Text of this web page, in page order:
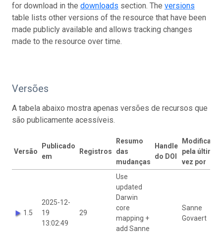
for download in the downloads section. The versions
table lists other versions of the resource that have been
made publicly available and allows tracking changes
made to the resource over time.
Versões
A tabela abaixo mostra apenas versões de recursos que
são publicamente acessíveis.
Versão
Publicado
em
Registros
Resumo
das
mudanças
Handle
do DOI
Modificado
pela última
vez por
1.5
2025-12-
19
13:02:49
29
Use
updated
Darwin
core
mapping +
add Sanne
Sanne
Govaert